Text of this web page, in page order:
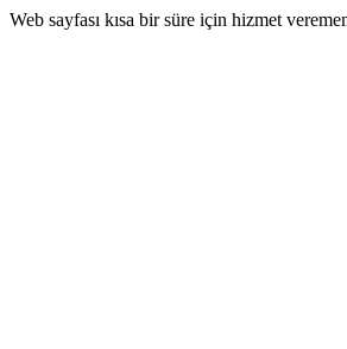
Web sayfası kısa bir süre için hizmet